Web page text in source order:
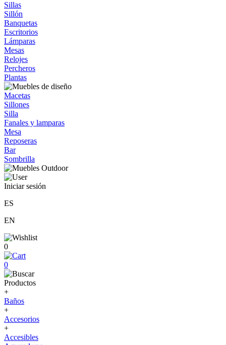
Sillas
Sillón
Banquetas
Escritorios
Lámparas
Mesas
Relojes
Percheros
Plantas
Macetas
Sillones
Silla
Fanales y lamparas
Mesa
Reposeras
Bar
Sombrilla
Iniciar sesión
ES
EN
0
0
Productos
+
Baños
+
Accesorios
+
Accesibles